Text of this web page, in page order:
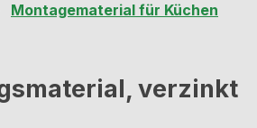
Montagematerial für Küchen
verzinkt